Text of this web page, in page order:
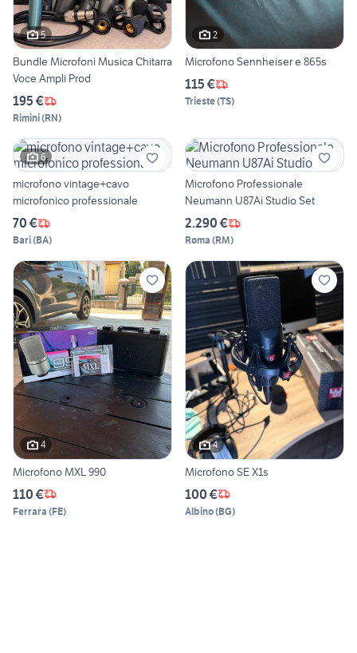
5
Bundle Microfoni Musica Chitarra
Voce Ampli Prod
195 €
Rimini(RN)
2
Microfono Sennheiser e 865s
115 €
Trieste(TS)
6
microfono vintage+cavo
microfonico professionale
70 €
Bari(BA)
Microfono Professionale
Neumann U87Ai Studio Set
2.290 €
Roma (RM)
4
Microfono MXL 990
110 €
Ferrara (FE)
4
Microfono SE X1s
100 €
Albino(BG)